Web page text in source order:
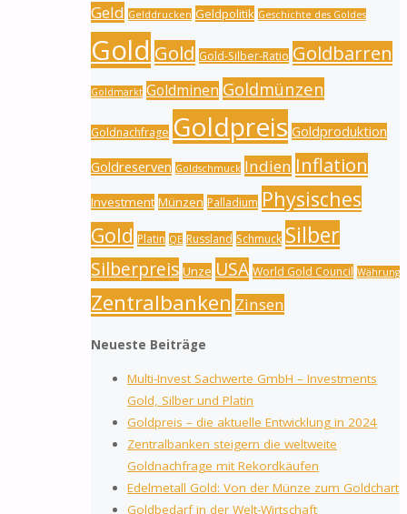
Geld Gelddrucken Geldpolitik Geschichte des Goldes
Gold Gold Gold-Silber-Ratio Goldbarren
Goldmarkt Goldminen Goldmünzen
Goldnachfrage Goldpreis Goldproduktion
Goldreserven Goldschmuck Indien Inflation
Investment Münzen Palladium Physisches
Gold Platin QE Russland Schmuck Silber
Silberpreis Unze USA World Gold Council Währung
Zentralbanken Zinsen
Neueste Beiträge
Multi-Invest Sachwerte GmbH – Investments
Gold, Silber und Platin
Goldpreis – die aktuelle Entwicklung in 2024
Zentralbanken steigern die weltweite
Goldnachfrage mit Rekordkäufen
Edelmetall Gold: Von der Münze zum Goldchart
Goldbedarf in der Welt-Wirtschaft